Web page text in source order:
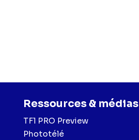
Ressources & médias
TF1 PRO Preview
Phototélé